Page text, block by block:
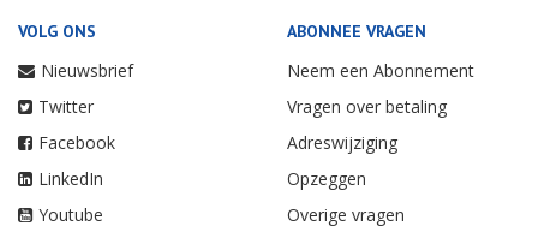
VOLG ONS
Nieuwsbrief
Twitter
Facebook
LinkedIn
Youtube
ABONNEE VRAGEN
Neem een Abonnement
Vragen over betaling
Adreswijziging
Opzeggen
Overige vragen